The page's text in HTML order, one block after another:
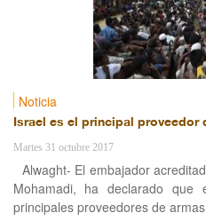
Noticia
Israel es el principal proveedor
Martes 31 octubre 2017
Alwaght- El embajador
Mohamadi, ha declarado
principales proveedores de